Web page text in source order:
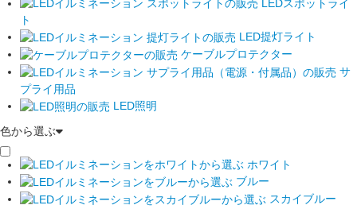
LEDスポットライ
ト
LED提灯ライト
ケーブルプロテクター
サ
プライ用品
LED照明
色から選ぶ
ホワイト
ブルー
スカイブルー